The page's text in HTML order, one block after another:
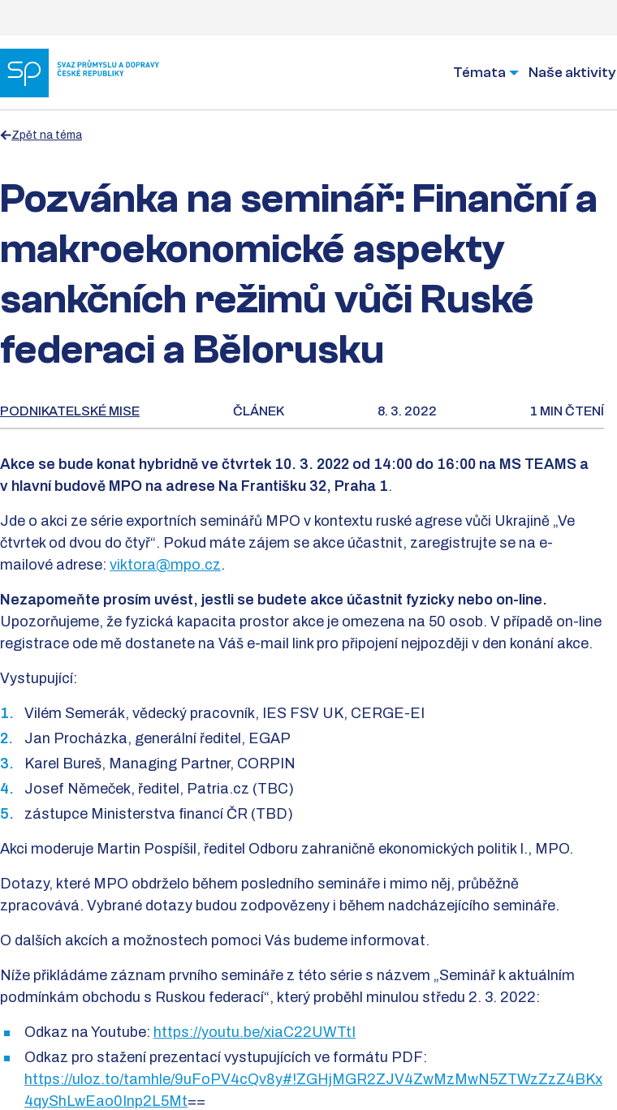
Témata Naše aktivity
Zpět na téma
Pozvánka na seminář: Finanční a
makroekonomické aspekty
sankčních režimů vůči Ruské
federaci a Bělorusku
PODNIKATELSKÉ MISE ČLÁNEK 8. 3. 2022 1 MIN ČTENÍ
Akce se bude konat hybridně ve čtvrtek 10. 3. 2022 od 14:00 do 16:00 na MS TEAMS a
v hlavní budově MPO na adrese Na Františku 32, Praha 1.
Jde o akci ze série exportních seminářů MPO v kontextu ruské agrese vůči Ukrajině „Ve
čtvrtek od dvou do čtyř“. Pokud máte zájem se akce účastnit, zaregistrujte se na e-
mailové adrese: viktora@mpo.cz.
Nezapomeňte prosím uvést, jestli se budete akce účastnit fyzicky nebo on-line.
Upozorňujeme, že fyzická kapacita prostor akce je omezena na 50 osob. V případě on-line
registrace ode mě dostanete na Váš e-mail link pro připojení nejpozději v den konání akce.
Vystupující:
Vilém Semerák, vědecký pracovník, IES FSV UK, CERGE-EI
Jan Procházka, generální ředitel, EGAP
Karel Bureš, Managing Partner, CORPIN
Josef Němeček, ředitel, Patria.cz (TBC)
zástupce Ministerstva financí ČR (TBD)
Akci moderuje Martin Pospíšil, ředitel Odboru zahraničně ekonomických politik I., MPO.
Dotazy, které MPO obdrželo během posledního semináře i mimo něj, průběžně
zpracovává. Vybrané dotazy budou zodpovězeny i během nadcházejícího semináře.
O dalších akcích a možnostech pomoci Vás budeme informovat.
Níže přikládáme záznam prvního semináře z této série s názvem „Seminář k aktuálním
podmínkám obchodu s Ruskou federací“, který proběhl minulou středu 2. 3. 2022:
Odkaz na Youtube: https://youtu.be/xiaC22UWTtI
Odkaz pro stažení prezentací vystupujících ve formátu PDF:
https://uloz.to/tamhle/9uFoPV4cQv8y#!ZGHjMGR2ZJV4ZwMzMwN5ZTWzZzZ4BKx
4qyShLwEao0Inp2L5Mt==